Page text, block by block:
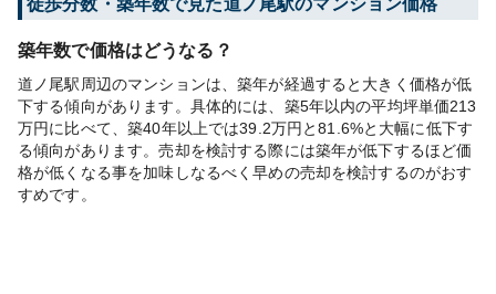
徒歩分数・築年数で見た道ノ尾駅のマンション価格
築年数で価格はどうなる？
道ノ尾駅周辺のマンションは、築年が経過すると大きく価格が低
下する傾向があります。具体的には、築5年以内の平均坪単価213
万円に比べて、築40年以上では39.2万円と81.6%と大幅に低下す
る傾向があります。売却を検討する際には築年が低下するほど価
格が低くなる事を加味しなるべく早めの売却を検討するのがおす
すめです。